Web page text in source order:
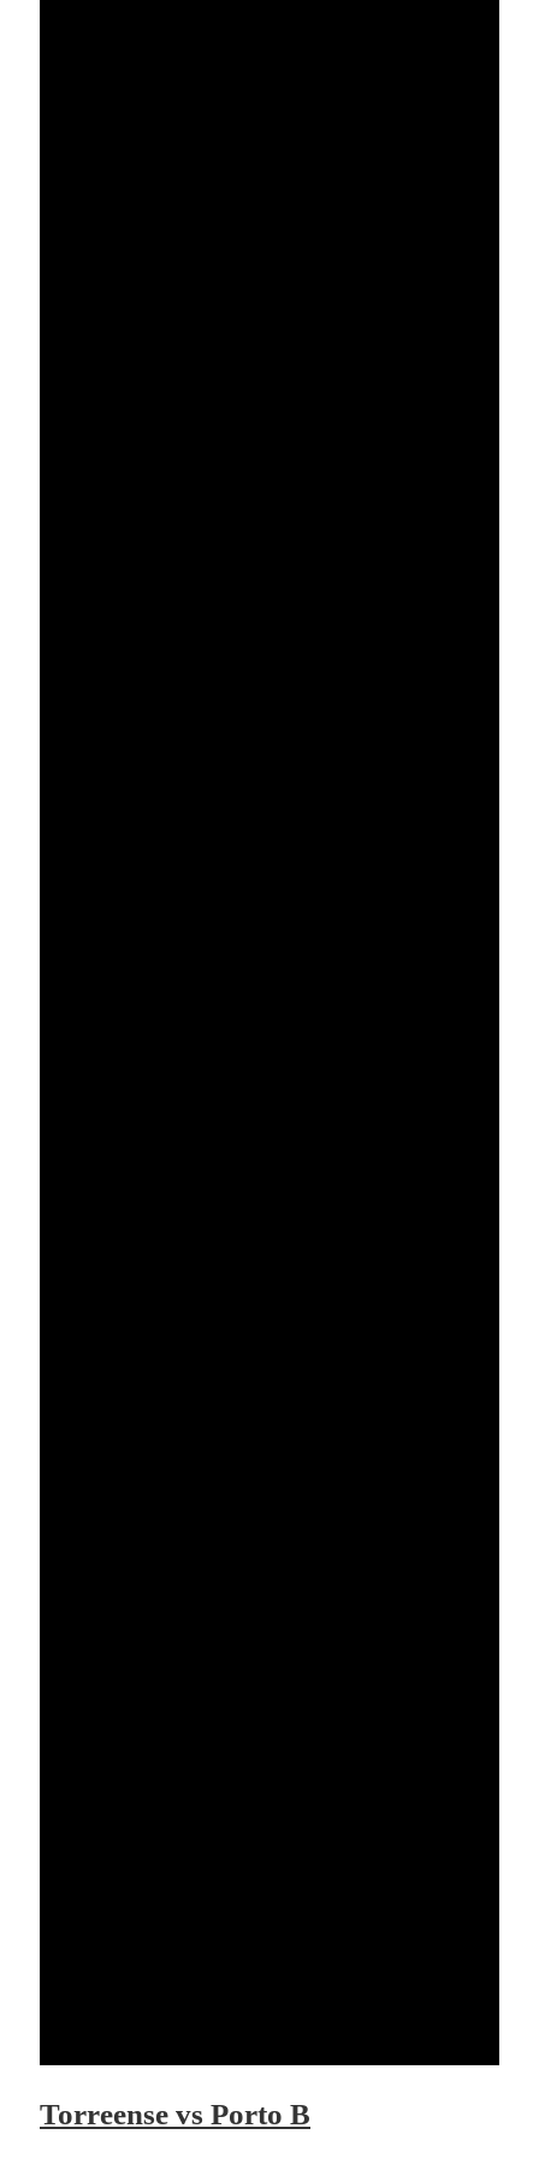
Torreense vs Porto B